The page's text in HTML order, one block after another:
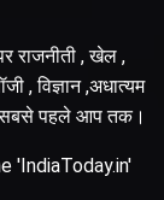
राजनीती , खेल ,
, विज्ञान ,अधात्यम
सबसे पहले आप तक।
'IndiaToday.in'